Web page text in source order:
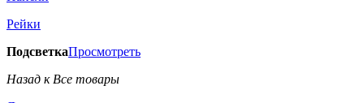
Рейки
ПодсветкаПросмотреть
Назад к Все товары